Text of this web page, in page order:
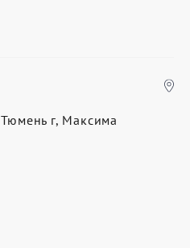
г, Максима